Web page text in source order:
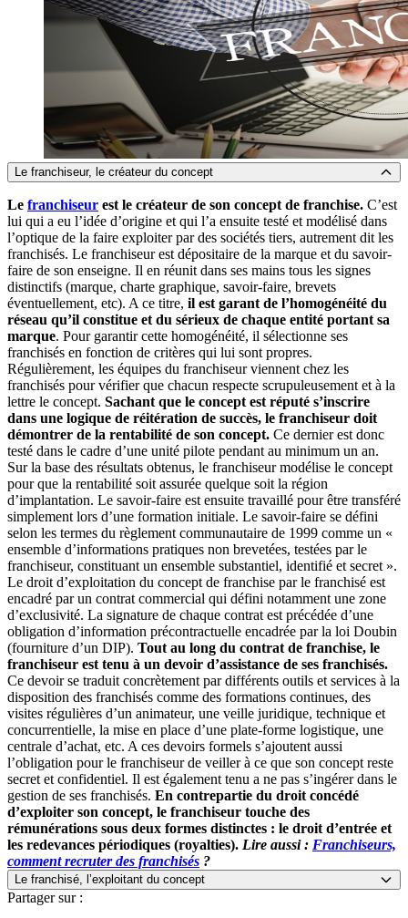
Le franchiseur, le créateur du concept
Le franchiseur est le créateur de son concept de franchise. C’est
lui qui a eu l’idée d’origine et qui l’a ensuite testé et modélisé dans
l’optique de la faire exploiter par des sociétés tiers, autrement dit les
franchisés. Le franchiseur est dépositaire de la marque et du savoir-
faire de son enseigne. Il en réunit dans ses mains tous les signes
distinctifs (marque, charte graphique, savoir-faire, brevets
éventuellement, etc). A ce titre, il est garant de l’homogénéité du
réseau qu’il constitue et du sérieux de chaque entité portant sa
marque. Pour garantir cette homogénéité, il sélectionne ses
franchisés en fonction de critères qui lui sont propres.
Régulièrement, les équipes du franchiseur viennent chez les
franchisés pour vérifier que chacun respecte scrupuleusement et à la
lettre le concept. Sachant que le concept est réputé s’inscrire
dans une logique de réitération de succès, le franchiseur doit
démontrer de la rentabilité de son concept. Ce dernier est donc
testé dans le cadre d’une unité pilote pendant au minimum un an.
Sur la base des résultats obtenus, le franchiseur modélise le concept
pour que la rentabilité soit assurée quelque soit la région
d’implantation. Le savoir-faire est ensuite travaillé pour être transféré
simplement lors d’une formation initiale. Le savoir-faire se défini
selon les termes du règlement communautaire de 1999 comme un «
ensemble d’informations pratiques non brevetées, testées par le
franchiseur, constituant un ensemble substantiel, identifié et secret ».
Le droit d’exploitation du concept de franchise par le franchisé est
encadré par un contrat commercial qui défini notamment une zone
d’exclusivité. La signature de chaque contrat est précédée d’une
obligation d’information précontractuelle encadrée par la loi Doubin
(fourniture d’un DIP). Tout au long du contrat de franchise, le
franchiseur est tenu à un devoir d’assistance de ses franchisés.
Ce devoir se traduit concrètement par différents outils et services à la
disposition des franchisés comme des formations continues, des
visites régulières d’un animateur, une veille juridique, technique et
concurrentielle, la mise en place d’une plate-forme logistique, une
centrale d’achat, etc. A ces devoirs formels s’ajoutent aussi
l’obligation pour le franchiseur de veiller à ce que son concept reste
secret et confidentiel. Il est également tenu a ne pas s’ingérer dans le
gestion de ses franchisés. En contrepartie du droit concédé
d’exploiter son concept, le franchiseur touche des
rémunérations sous deux formes distinctes : le droit d’entrée et
les redevances périodiques (royalties). Lire aussi : Franchiseurs,
comment recruter des franchisés ?
Le franchisé, l’exploitant du concept
Partager sur :